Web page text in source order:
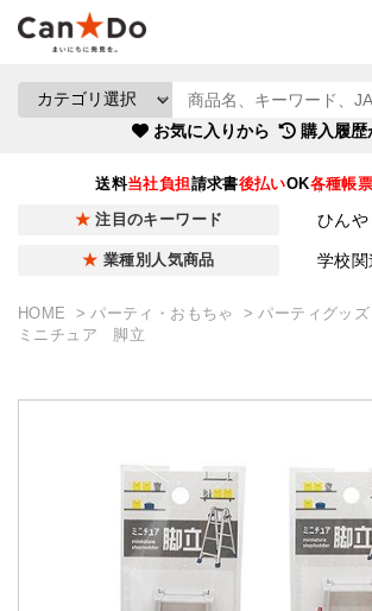
お気に入りから 購入履歴
送料当社負担請求書後払いOK各種帳
注目のキーワード ひんや
業種別人気商品 学校関
HOME パーティ・おもちゃ
パーティグッ
ミニチュア 脚立